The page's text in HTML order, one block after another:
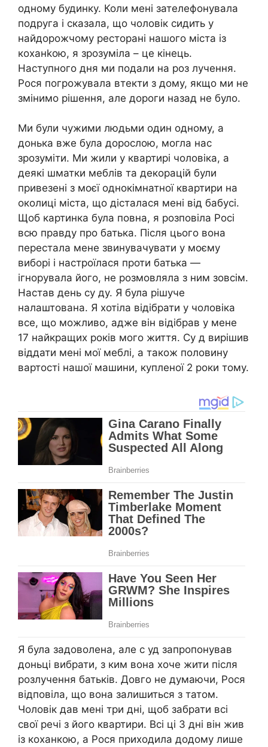
одному будинку. Коли мені зателефонувала
подруга і сказала, що чоловік сидить у
найдорожчому ресторані нашого міста із
коханkою, я зрозуміла – це кінець.
Наступного дня ми подали на роз лучення.
Рося погрожувала втекти з дому, якщо ми не
змінимо рішення, але дороги назад не було.
Ми були чужими людьми один одному, а
донька вже була дорослою, могла нас
зрозуміти. Ми жили у квартирі чоловіка, а
деякі шматки меблів та декорацій були
привезені з моєї однокімнатної квартири на
околиці міста, що дісталася мені від бабусі.
Щоб картинка була повна, я розповіла Росі
всю правду про батька. Після цього вона
перестала мене звинувачувати у моєму
виборі і настроїлася проти батька —
ігнорувала його, не розмовляла з ним зовсім.
Настав день су ду. Я була рішуче
налаштована. Я хотіла відібрати у чоловіка
все, що можливо, адже він відібрав у мене
17 найкращих років мого життя. Су д вирішив
віддати мені мої меблі, а також половину
вартості нашої машини, купленої 2 роки тому.
Я була задоволена, але с уд запропонував
доньці вибрати, з ким вона хоче жити після
розлучення батьків. Довго не думаючи, Рося
відповіла, що вона залишиться з татом.
Чоловік дав мені три дні, щоб забрати всі
свої речі з його квартири. Всі ці 3 дні він жив
із коханкою, а Рося приходила додому лише